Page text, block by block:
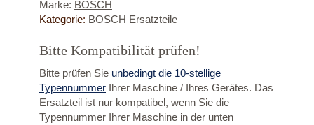
Marke: BOSCH
Kategorie: BOSCH Ersatzteile
Bitte Kompatibilität prüfen!
Bitte prüfen Sie unbedingt die 10-stellige
Typennummer Ihrer Maschine / Ihres Gerätes. Das
Ersatzteil ist nur kompatibel, wenn Sie die
Typennummer Ihrer Maschine in der unten